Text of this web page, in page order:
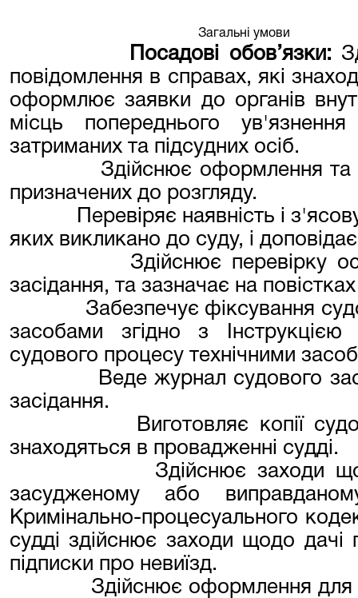
Загальні умови
Посадові обов’язки:
повідомлення в справах, які
оформлює заявки до органів
місць попереднього
затриманих та підсудних осіб.
Здійснює оформлення та
призначених до розгляду.
Перевіряє наявність і
яких викликано до суду, і
Здійснює перевірку
засідання, та зазначає на
Забезпечує фіксування
засобами згідно з
судового процесу технічними
Веде журнал судового
засідання.
Виготовляє копії
знаходяться в провадженні судді.
Здійснює заходи
засудженому або
Кримінально-процесуального
судді здійснює заходи щодо
підписки про невиїзд.
Здійснює оформлення для